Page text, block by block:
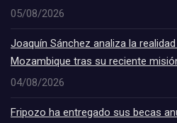
05/08/2026
Joaquín Sánchez analiza la
Mozambique tras su reciente
04/08/2026
Fripozo ha entregado sus becas